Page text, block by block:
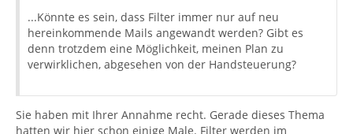
...Könnte es sein, dass Filter immer nur auf neu
hereinkommende Mails angewandt werden? Gibt es
denn trotzdem eine Möglichkeit, meinen Plan zu
verwirklichen, abgesehen von der Handsteuerung?
Sie haben mit Ihrer Annahme recht. Gerade dieses Thema
hatten wir hier schon einige Male. Filter werden im